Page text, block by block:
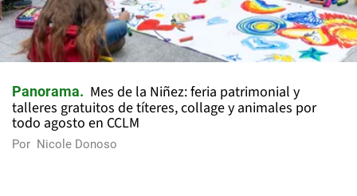
Panorama
Mes de la Niñez: feria patrimonial y
talleres gratuitos de títeres, collage y animales por
todo agosto en CCLM
Por Nicole Donoso